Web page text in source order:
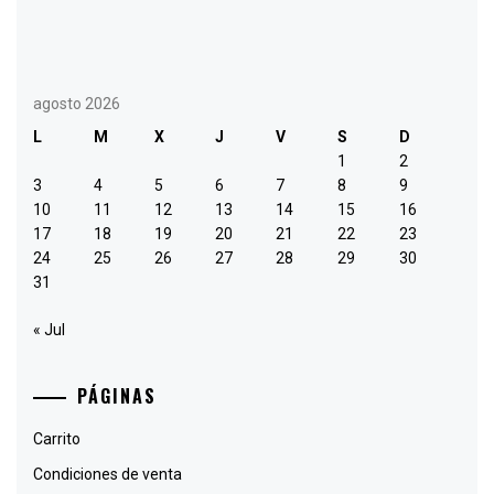
agosto 2026
L
M X J V S
D
1
2
3
4 5 6 7 8
9
10
11 12 13 14 15
16
17
18 19 20 21 22
23
24
25 26 27 28 29
30
31
« Jul
PÁGINAS
Carrito
Condiciones de venta